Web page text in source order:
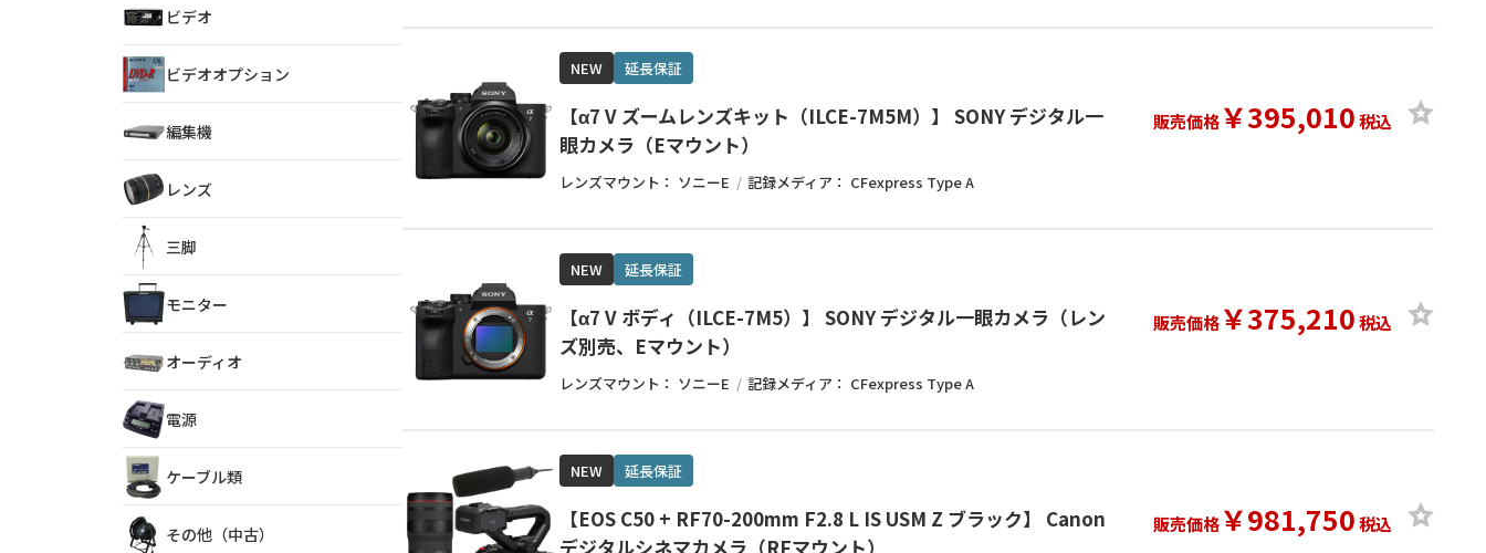
NEW 延長保証
【α7 V ズームレンズキット（ILCE-7M5M）】 SONY デジタル一
眼カメラ（Eマウント）
レンズマウント： ソニーE 記録メディア： CFexpress Type A
販売価格￥395,010税込
NEW 延長保証
【α7 V ボディ（ILCE-7M5）】 SONY デジタル一眼カメラ（レン
ズ別売、Eマウント）
レンズマウント： ソニーE 記録メディア： CFexpress Type A
販売価格￥375,210税込
NEW 延長保証
【EOS C50 + RF70-200mm F2.8 L IS USM Z ブラック】 Canon
デジタルシネマカメラ（RFマウント）
販売価格￥981,750税込
ビデオ
ビデオオプション
編集機
レンズ
三脚
モニター
オーディオ
電源
ケーブル類
その他（中古）